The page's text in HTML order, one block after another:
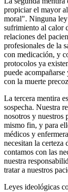
propiciar el mayor
moral". Ninguna
sufrimiento al calor
relaciones del
profesionales de la
con medicación, y
protocolos ya
puede
con la muerte
La tercera mentira
sospecha. Nuestra
nosotros y nuestros
mismo fin, y para
médicos y
necesitan la certeza
contamos con las
nuestra
tratar a nuestros
Leyes ideológicas